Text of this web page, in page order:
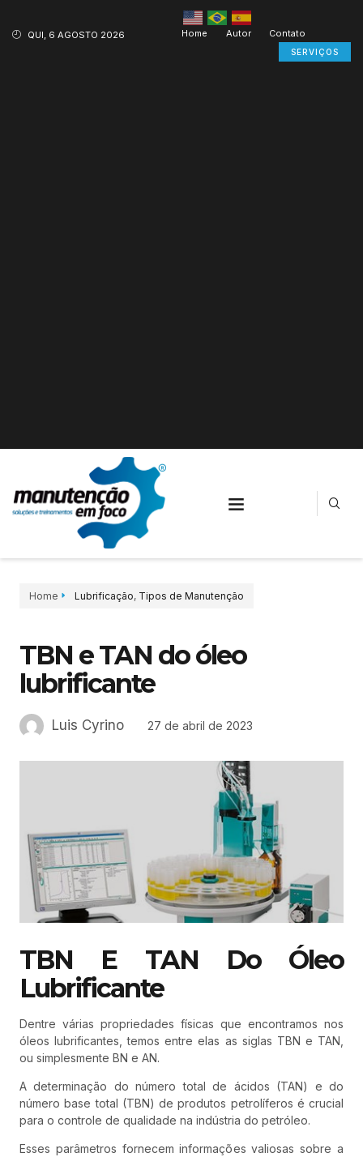
QUI, 6 AGOSTO 2026 Home Autor Contato
SERVIÇOS
Home Lubrificação, Tipos de Manutenção
TBN e TAN do óleo
lubrificante
Luis Cyrino 27 de abril de 2023
TBN E TAN Do Óleo
Lubrificante
Dentre várias propriedades físicas que encontramos nos
óleos lubrificantes, temos entre elas as siglas TBN e TAN,
ou simplesmente BN e AN.
A determinação do número total de ácidos (TAN) e do
número base total (TBN) de produtos petrolíferos é crucial
para o controle de qualidade na indústria do petróleo.
Esses parâmetros fornecem informações valiosas sobre a